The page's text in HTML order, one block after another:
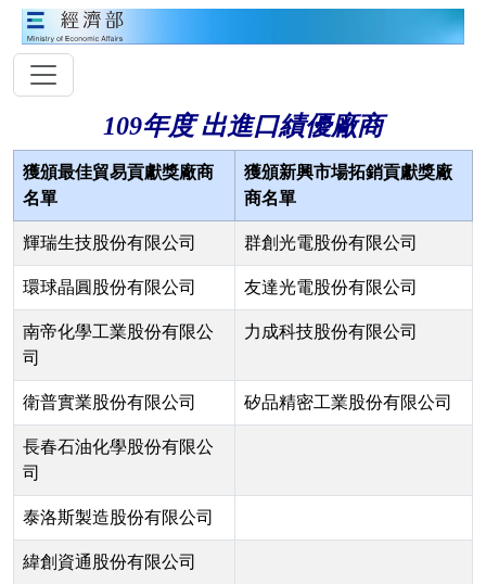
109年度 出進口績優廠商
獲頒最佳貿易貢獻獎廠商
名單
獲頒新興市場拓銷貢獻獎廠
商名單
輝瑞生技股份有限公司 群創光電股份有限公司
環球晶圓股份有限公司 友達光電股份有限公司
南帝化學工業股份有限公
司
力成科技股份有限公司
衛普實業股份有限公司 矽品精密工業股份有限公司
長春石油化學股份有限公
司
泰洛斯製造股份有限公司
緯創資通股份有限公司